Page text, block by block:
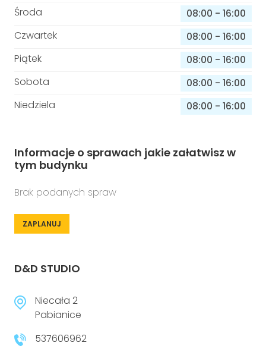
Środa
08:00 - 16:00
Czwartek
08:00 - 16:00
Piątek
08:00 - 16:00
Sobota
08:00 - 16:00
Niedziela
08:00 - 16:00
Informacje o sprawach jakie załatwisz w
tym budynku
Brak podanych spraw
ZAPLANUJ
D&D STUDIO
Niecała 2
Pabianice
537606962